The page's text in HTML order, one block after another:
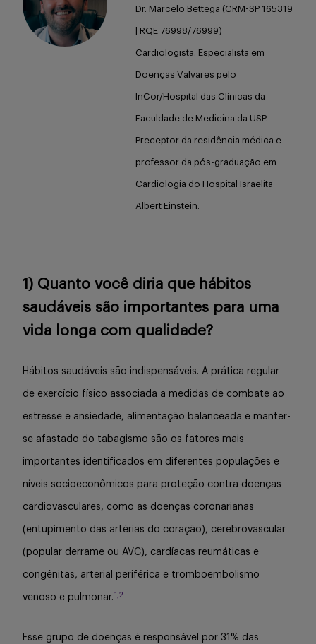
Dr. Marcelo Bettega (CRM-SP 165319
| RQE 76998/76999)
Cardiologista. Especialista em
Doenças Valvares pelo
InCor/Hospital das Clínicas da
Faculdade de Medicina da USP.
Preceptor da residência médica e
professor da pós-graduação em
Cardiologia do Hospital Israelita
Albert Einstein.
1) Quanto você diria que hábitos
saudáveis são importantes para uma
vida longa com qualidade?
Hábitos saudáveis são indispensáveis. A prática regular
de exercício físico associada a medidas de combate ao
estresse e ansiedade, alimentação balanceada e manter-
se afastado do tabagismo são os fatores mais
importantes identificados em diferentes populações e
níveis socioeconômicos para proteção contra doenças
cardiovasculares, como as doenças coronarianas
(entupimento das artérias do coração), cerebrovascular
(popular derrame ou AVC), cardíacas reumáticas e
congênitas, arterial periférica e tromboembolismo
venoso e pulmonar.1,2
Esse grupo de doenças é responsável por 31% das